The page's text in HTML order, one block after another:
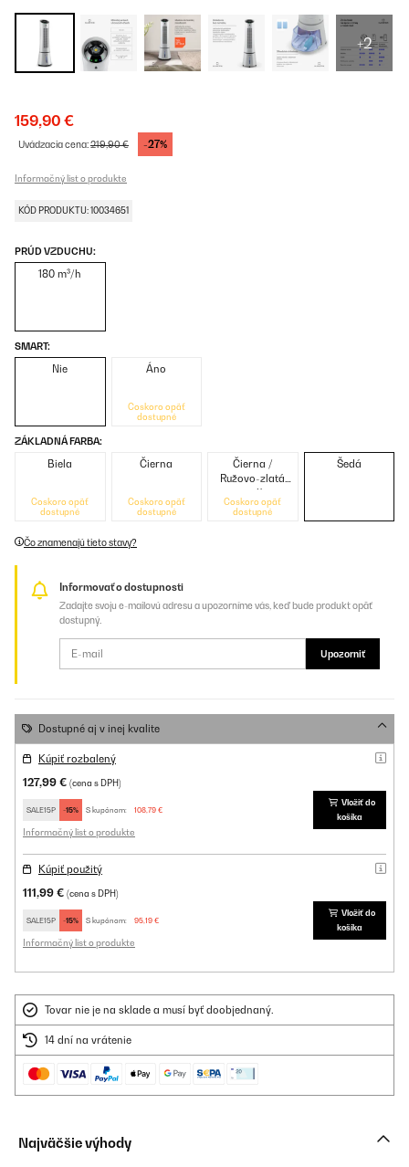
+2
159,90 €
Uvádzacia cena:219,90 € -27%
Informačný list o produkte
KÓD PRODUKTU: 10034651
PRÚD VZDUCHU:
180 m³/h
SMART:
Nie Áno
Čoskoro opäť
dostupné
ZÁKLADNÁ FARBA:
Biela
Čoskoro opäť
dostupné
Čierna
Čoskoro opäť
dostupné
Čierna /
Ružovo-zlatá
metalíza
Čoskoro opäť
dostupné
Šedá
Čo znamenajú tieto stavy?
Informovať o dostupnosti
Zadajte svoju e-mailovú adresu a upozorníme vás, keď bude produkt opäť
dostupný.
Upozorniť
Dostupné aj v inej kvalite
Kúpiť rozbalený
127,99 € (cena s DPH)
SALE15P -15% S kupónom: 108,79 €
Informačný list o produkte
Vložiť do
košíka
Kúpiť použitý
111,99 € (cena s DPH)
SALE15P -15% S kupónom: 95,19 €
Informačný list o produkte
Vložiť do
košíka
Tovar nie je na sklade a musí byť doobjednaný.
14 dní na vrátenie
Najväčšie výhody